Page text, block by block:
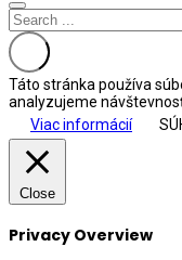
Táto stránka používa
analyzujeme
Viac informácií
Close
Privacy Overview